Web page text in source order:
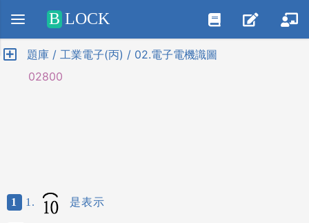
Positive SSL
B LOCK
題庫 / 工業電子(丙) / 02.電子電機識圖
02800
1 1. 是表示